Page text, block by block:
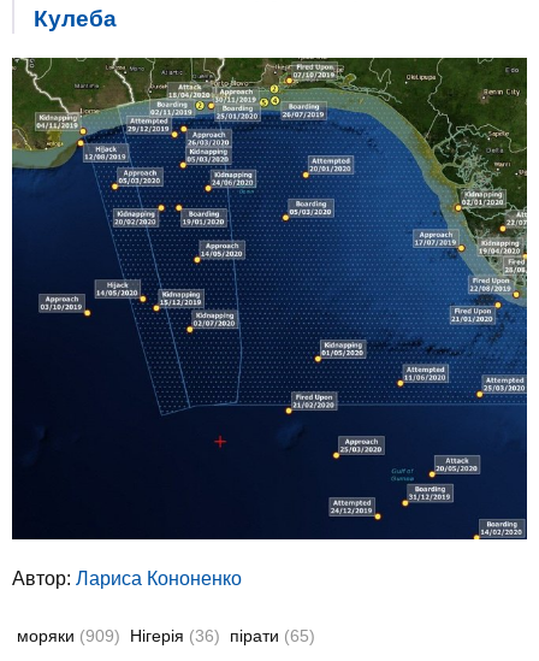
Кулеба
Автор: Лариса Кононенко
моряки (909) Нігерія (36) пірати (65)